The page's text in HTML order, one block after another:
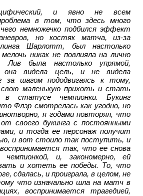
и явно не всем
в том, что здесь много
немножечко подбился эффект
но костяк матча, из-за
Шарлотт, был настолько
никак не повлияла на лично
Лив была настолько упрямой,
она видела цель, и не видела
за шагом пододвигаясь к тому,
маленькую прихоть и стать
в статусе чемпионки. Букинг
Флэр смотрелась как угодно, но
я годами повторял, что
своего букинга с постоянными
и тогда ее персонаж получит
и вот стоило так поступить, и
так, что ее снова
и, закономерно, ей
и хотеть ее победы. То, что
сдалась, и проиграла, в целом, не
что изначально шла на матч в
воспринимается трагедией,